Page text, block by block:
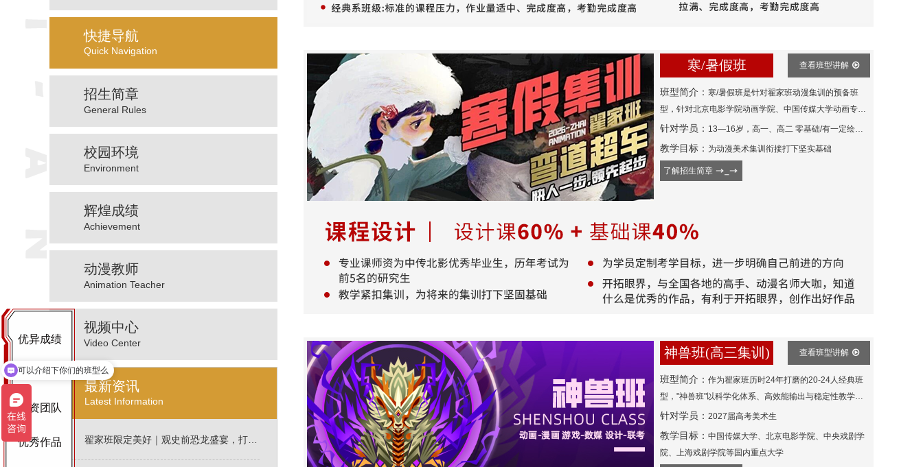
快捷导航
Quick Navigation
招生简章
General Rules
校园环境
Environment
辉煌成绩
Achievement
动漫教师
Animation Teacher
视频中心
Video Center
最新资讯
Latest Information
寒/暑假班 查看班型讲解
班型简介： 寒/暑假班是针对翟家班动漫集训的预备班
型，针对北京电影学院动画学院、中国传媒大学动画专
业，考前开设影视美术、动画、漫画、游戏、动画策划专
业培训。
针对学员： 13—16岁，高一、高二 零基础/有一定绘画基础的学生
教学目标： 为动漫美术集训衔接打下坚实基础
了解招生简章
神兽班(高三集训) 查看班型讲解
班型简介： 作为翟家班历时24年打磨的20-24人经典班
型，"神兽班"以科学化体系、高效能输出与稳定性教学享
誉业界，累计助力千余名学子叩开中国传媒大学、北京电
影学院等顶级院校大门，被誉为艺考界的"动漫黄埔军
针对学员： 2027届高考美术生
教学目标： 中国传媒大学、北京电影学院、中央戏剧学
院、上海戏剧学院等国内重点大学
优异成绩
班型设置
师资团队
优秀作品
可以介绍下你们的班型么